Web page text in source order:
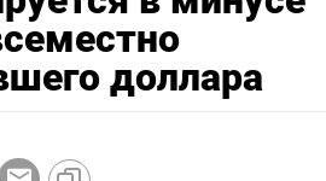
доллара